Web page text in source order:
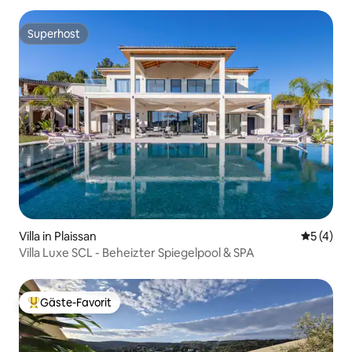
Superhost
Superhost
Villa in Plaissan
5 (4)
Villa Luxe SCL - Beheizter Spiegelpool & SPA
Beliebter Gäste-Favorit.
Gäste-Favorit